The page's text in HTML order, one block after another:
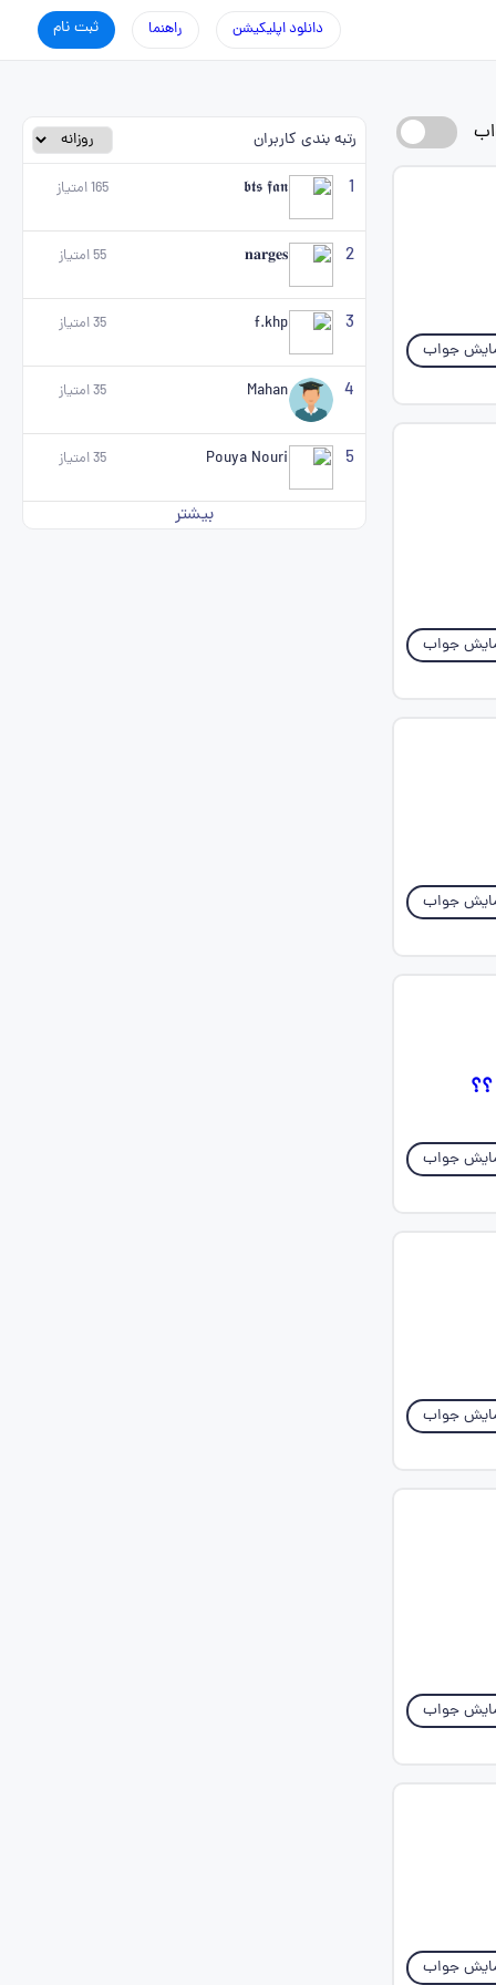
ثبت نام راهنما دانلود اپلیکیشن
جواب
جواب
جواب
جواب
جواب
جواب
جواب
رتبه بندی کاربران
1
𝖇𝖙𝖘 𝖋𝖆𝖓
165امتیاز
2
𝐧𝐚𝐫𝐠𝐞𝐬
55امتیاز
3
f.khp
35امتیاز
4
Mahan
35امتیاز
5
Pouya Nouri
35امتیاز
بیشتر